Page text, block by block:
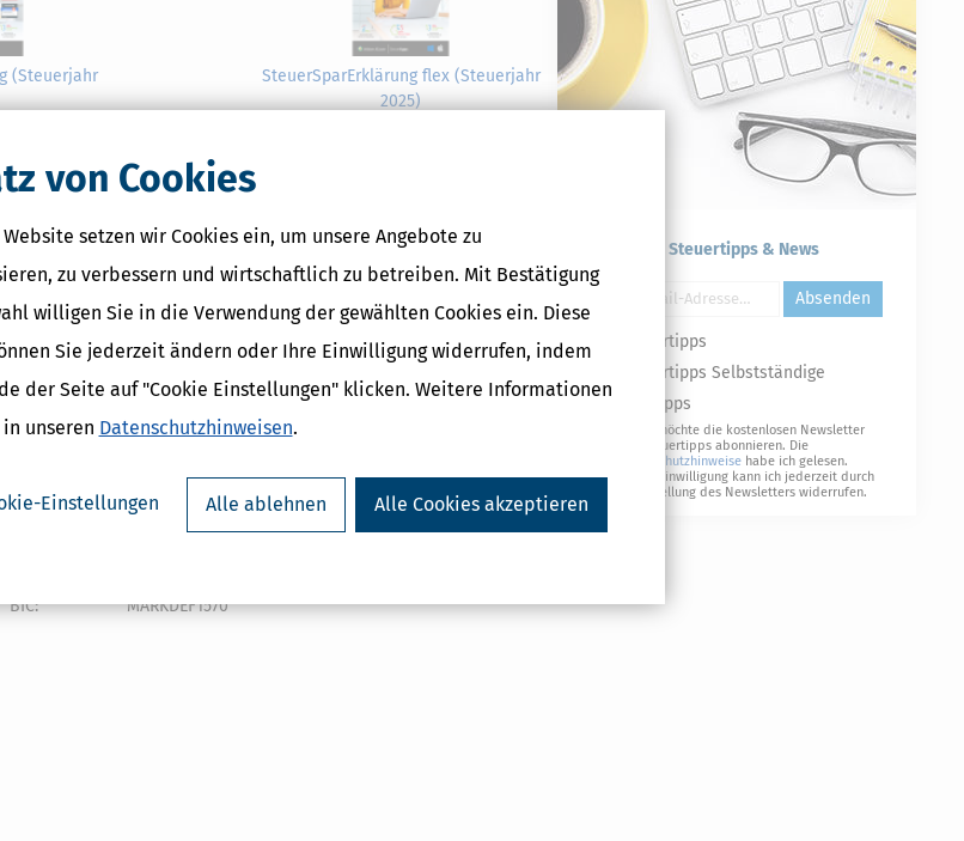
von Cookies
setzen wir Cookies ein, um unsere Angebote zu
zu verbessern und wirtschaftlich zu betreiben. Mit Bestätigung
willigen Sie in die Verwendung der gewählten Cookies ein. Diese
Sie jederzeit ändern oder Ihre Einwilligung widerrufen, indem
der Seite auf "Cookie Einstellungen" klicken. Weitere Informationen
unseren Datenschutzhinweisen.
Einstellungen Alle ablehnen Alle Cookies akzeptieren
(Steuerjahr
SteuerSparErklärung flex (Steuerjahr
2025)
Formulare
Beim Finanzamt Prüm finden Sie alleFormulare für die
Kontonummer: 57001517
57000000
BIC:
MARKDEF1570
Kostenlose Steuertipps & News
Absenden
Steuertipps
Steuertipps Selbstständige
Geldtipps
Ja, ich möchte die kostenlosen Newsletter
von Steuertipps abonnieren. Die
Datenschutzhinweise habe ich gelesen.
Meine Einwilligung kann ich jederzeit durch
Abbestellung des Newsletters widerrufen.